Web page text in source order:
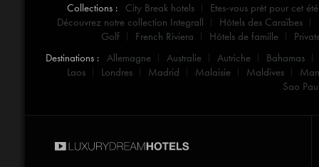
Collections : City Break hotels
Etes-vous prêt pour cet été
Découvrez notre collection Integrall
Hôtels des Caraïbes
Golf
French Riviera Hôtels de famille
Destinations : Allemagne Australie Autriche
Bahamas
Laos
Londres Madrid Malaisie Maldives
Sao